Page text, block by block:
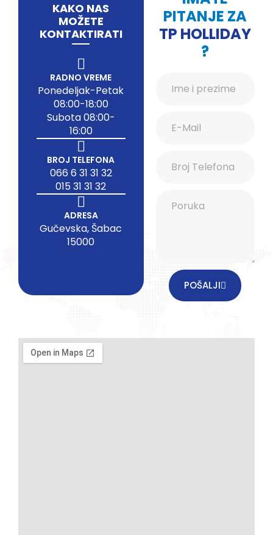
KAKO NAS
MOŽETE
KONTAKTIRATI
RADNO VREME
Ponedeljak-Petak
08:00-18:00
Subota 08:00-
16:00
BROJ TELEFONA
066 6 31 31 32
015 31 31 32
ADRESA
Gučevska, Šabac
15000
PITANJE ZA
TP HOLLIDAY
?
POŠALJI